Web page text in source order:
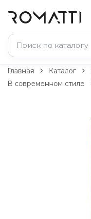
Каталог
Свет и
Главная Каталог
В современном стиле